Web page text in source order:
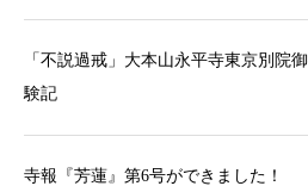
「不説過戒」大本山永平寺東京別院
験記
寺報『芳蓮』第6号ができました！